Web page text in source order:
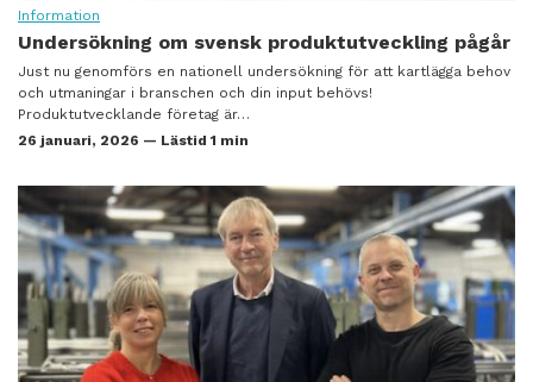
Information
Undersökning om svensk produktutveckling pågår
Just nu genomförs en nationell undersökning för att kartlägga behov
och utmaningar i branschen och din input behövs!
Produktutvecklande företag är…
26 januari, 2026 — Lästid 1 min